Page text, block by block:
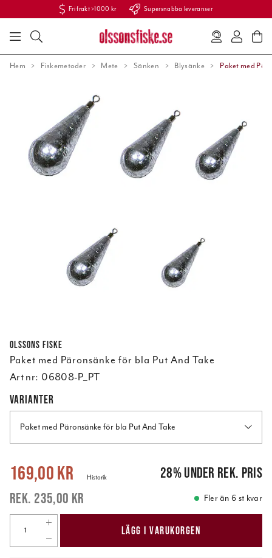
Fri frakt >1000 kr Supersnabba leveranser
Hem Fiskemetoder Mete Sänken Blysänke Paket med
Olssons Fiske
Paket med Päronsänke för bla Put And Take
Art nr: 06808-P_PT
VARIANTER
Paket med Päronsänke för bla Put And Take
Nuvarande pris:169,00 kr 235,00 kr
169,00 kr
235,00 kr
Historik 28%under rek. pris
Fler än 6 st kvar
LÄGG I VARUKORGEN